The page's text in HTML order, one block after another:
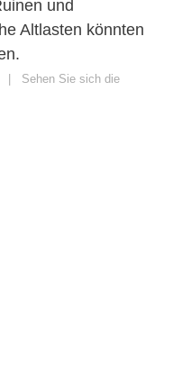
und
Altlasten könnten
Sehen Sie sich die